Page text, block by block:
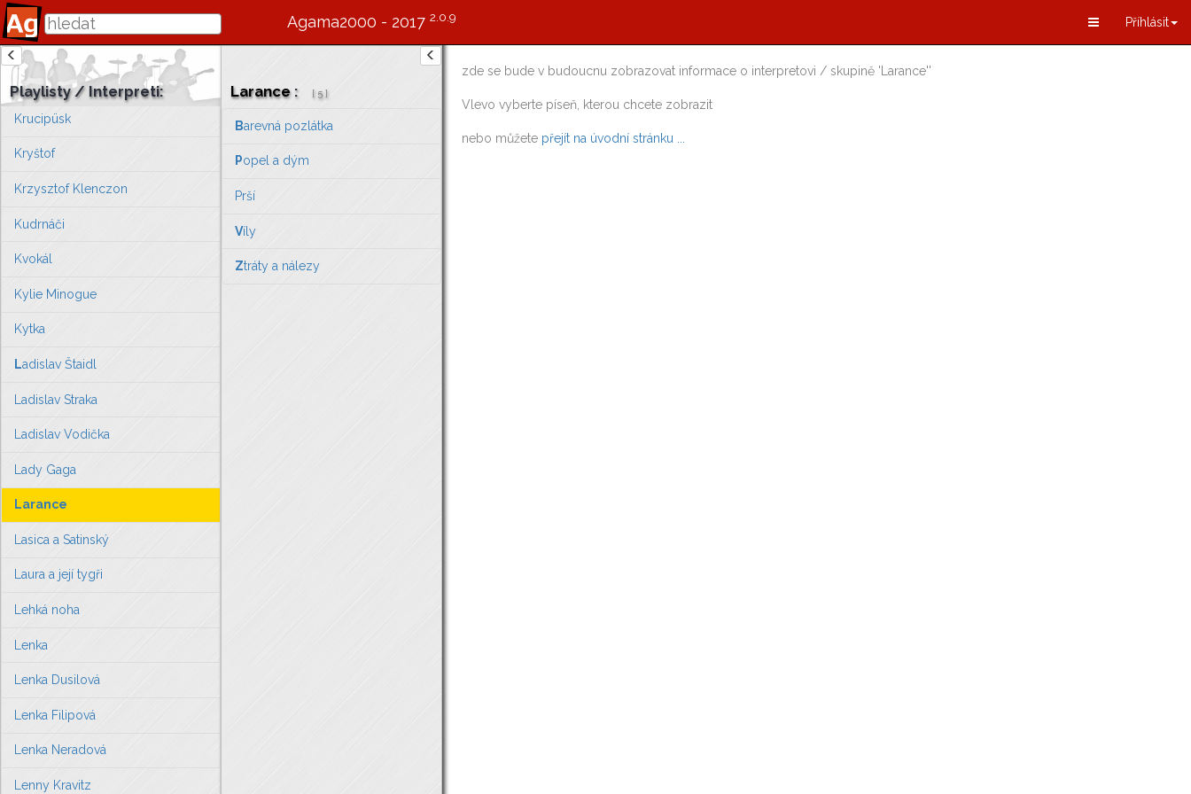
Agama2000 - 2017 2.0.9 Příhlásit
zde se bude v budoucnu zobrazovat informace o interpretovi / skupině ' Larance''
Vlevo vyberte píseň, kterou chcete zobrazit
nebo můžete přejít na úvodní stránku ...
Playlisty / Interpreti:
Krausberry
Kristina
Kristýna
Krucipüsk
Kryštof
Krzysztof Klenczon
Kudrnáči
Kvokál
Kylie Minogue
Kytka
Ladislav Štaidl
Ladislav Straka
Ladislav Vodička
Lady Gaga
Larance
Lasica a Satinský
Laura a její tygři
Lehká noha
Lenka
Lenka Dusilová
Lenka Filipová
Lenka Neradová
Lenny Kravitz
Larance : [ 5]
Barevná pozlátka
Popel a dým
Prší
Víly
Ztráty a nálezy